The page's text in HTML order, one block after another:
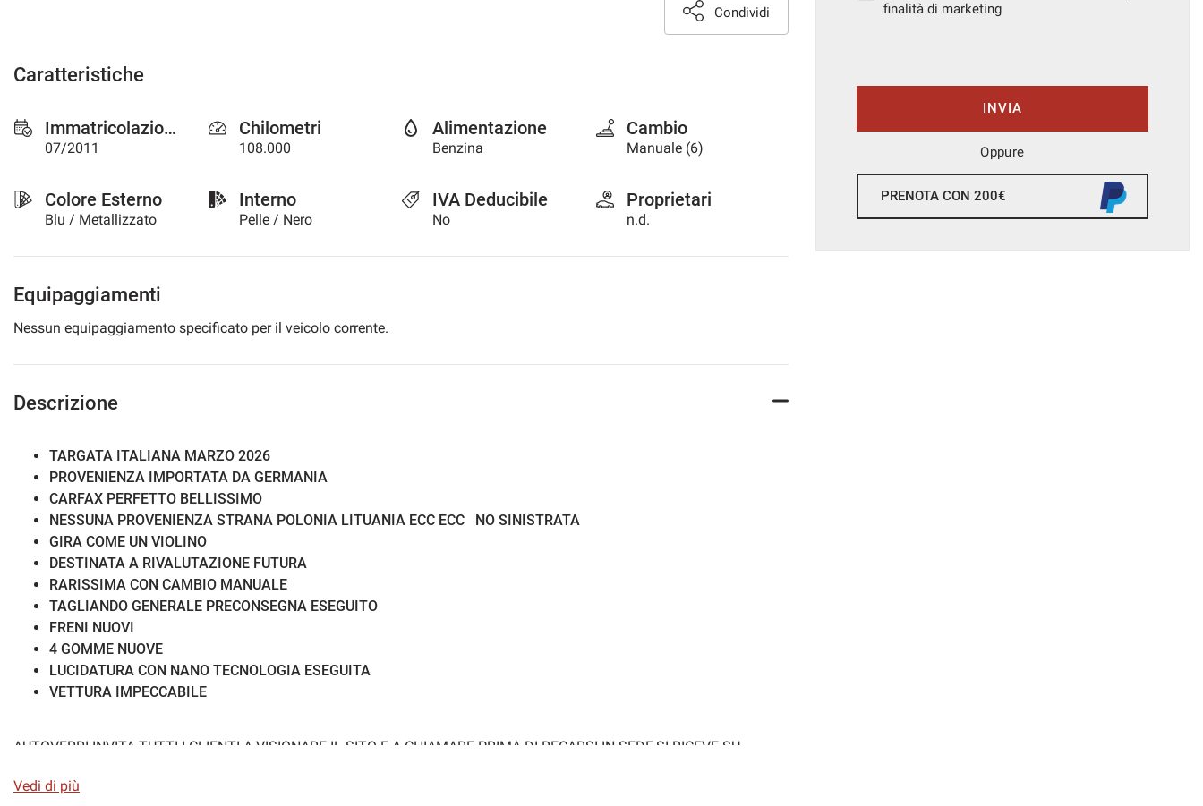
Condividi
Caratteristiche
Immatricolazione
07/2011
Chilometri
108.000
Alimentazione
Benzina
Cambio
Manuale (6)
Colore Esterno
Blu / Metallizzato
Interno
Pelle / Nero
IVA Deducibile
No
Proprietari
n.d.
Equipaggiamenti
Nessun equipaggiamento specificato per il veicolo corrente.
Descrizione
TARGATA ITALIANA MARZO 2026
PROVENIENZA IMPORTATA DA GERMANIA
CARFAX PERFETTO BELLISSIMO
NESSUNA PROVENIENZA STRANA POLONIA LITUANIA ECC ECC NO SINISTRATA
GIRA COME UN VIOLINO
DESTINATA A RIVALUTAZIONE FUTURA
RARISSIMA CON CAMBIO MANUALE
TAGLIANDO GENERALE PRECONSEGNA ESEGUITO
FRENI NUOVI
4 GOMME NUOVE
LUCIDATURA CON NANO TECNOLOGIA ESEGUITA
VETTURA IMPECCABILE
AUTOVERRI INVITA TUTTI I CLIENTI A VISIONARE IL SITO E A CHIAMARE PRIMA DI RECARSI IN SEDE,SI RICEVE SU
Vedi di più
finalità di marketing
INVIA
Oppure
PRENOTA CON 200€